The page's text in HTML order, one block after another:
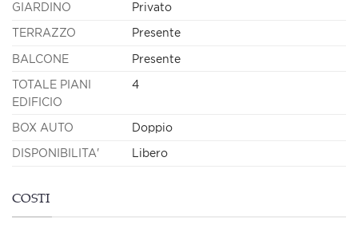
GIARDINO Privato
TERRAZZO Presente
BALCONE Presente
TOTALE PIANI
EDIFICIO
4
BOX AUTO Doppio
DISPONIBILITA' Libero
COSTI